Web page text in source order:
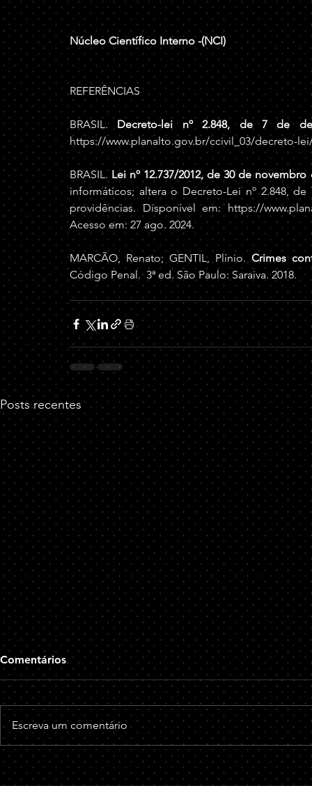
Núcleo Científico Interno -(NCI)
REFERÊNCIAS
BRASIL. Decreto-lei nº 2.848, de 7 de
https://www.planalto.gov.br/ccivil_03/decreto-
BRASIL. Lei nº 12.737/2012, de 30 de novembro
informáticos; altera o Decreto-Lei nº 2.848,
providências. Disponível em: https://
Acesso em: 27 ago. 2024.
MARCÃO, Renato; GENTIL, Plínio. Crimes
Código Penal.  3ª ed. São Paulo: Saraiva. 2018.
Posts recentes
A Súmula 676 do STJ e seus
Reflexos no Âmbito Penal
Conforme súmula 676 do
Superior Tribunal de Justiça (STJ)
estabelece que: "É indevido o
reconhecimento, de ofício, da
prisão preventiva...
O Crime
suas
Âmbito
O
171 do
um crime
vantagem
Comentários
Escreva um comentário